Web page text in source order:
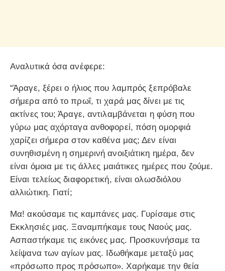
Αναλυτικά όσα ανέφερε:
“Άραγε, ξέρει ο ήλιος που λαμπρός ξεπρόβαλε
σήμερα από το πρωΐ, τι χαρά μας δίνει με τις
ακτίνες του; Άραγε, αντιλαμβάνεται η φύση που
γύρω μας αχόρταγα ανθοφορεί, πόση ομορφιά
χαρίζει σήμερα στον καθένα μας; Δεν είναι
συνηθισμένη η σημερινή ανοιξιάτικη ημέρα, δεν
είναι όμοια με τις άλλες μαιάτικες ημέρες που ζούμε.
Είναι τελείως διαφορετική, είναι ολωσδιόλου
αλλιώτικη. Γιατί;
Μα! ακούσαμε τις καμπάνες μας. Γυρίσαμε στις
Εκκλησιές μας. Ξαναμπήκαμε τους Ναούς μας.
Ασπαστήκαμε τις εικόνες μας. Προσκυνήσαμε τα
λείψανα των αγίων μας. Ιδωθήκαμε μεταξύ μας
«πρόσωπο προς πρόσωπο». Χαρήκαμε την θεία